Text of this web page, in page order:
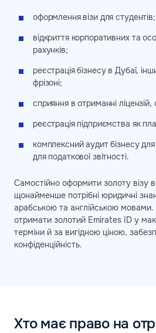
оформлення візи для студентів;
відкриття корпоративних та
рахунків;
реєстрація бізнесу в Дубаї,
фрізоні;
сприяння в отриманні ліцензій,
реєстрація підприємства як
комплексний аудит бізнесу для
для податкової звітності.
Самостійно оформити золоту візу
щонайменше потрібні юридичні
арабською та англійською
отримати золотий Emirates ID у
терміни й за вигідною ціною,
конфіденційність.
Хто має право на